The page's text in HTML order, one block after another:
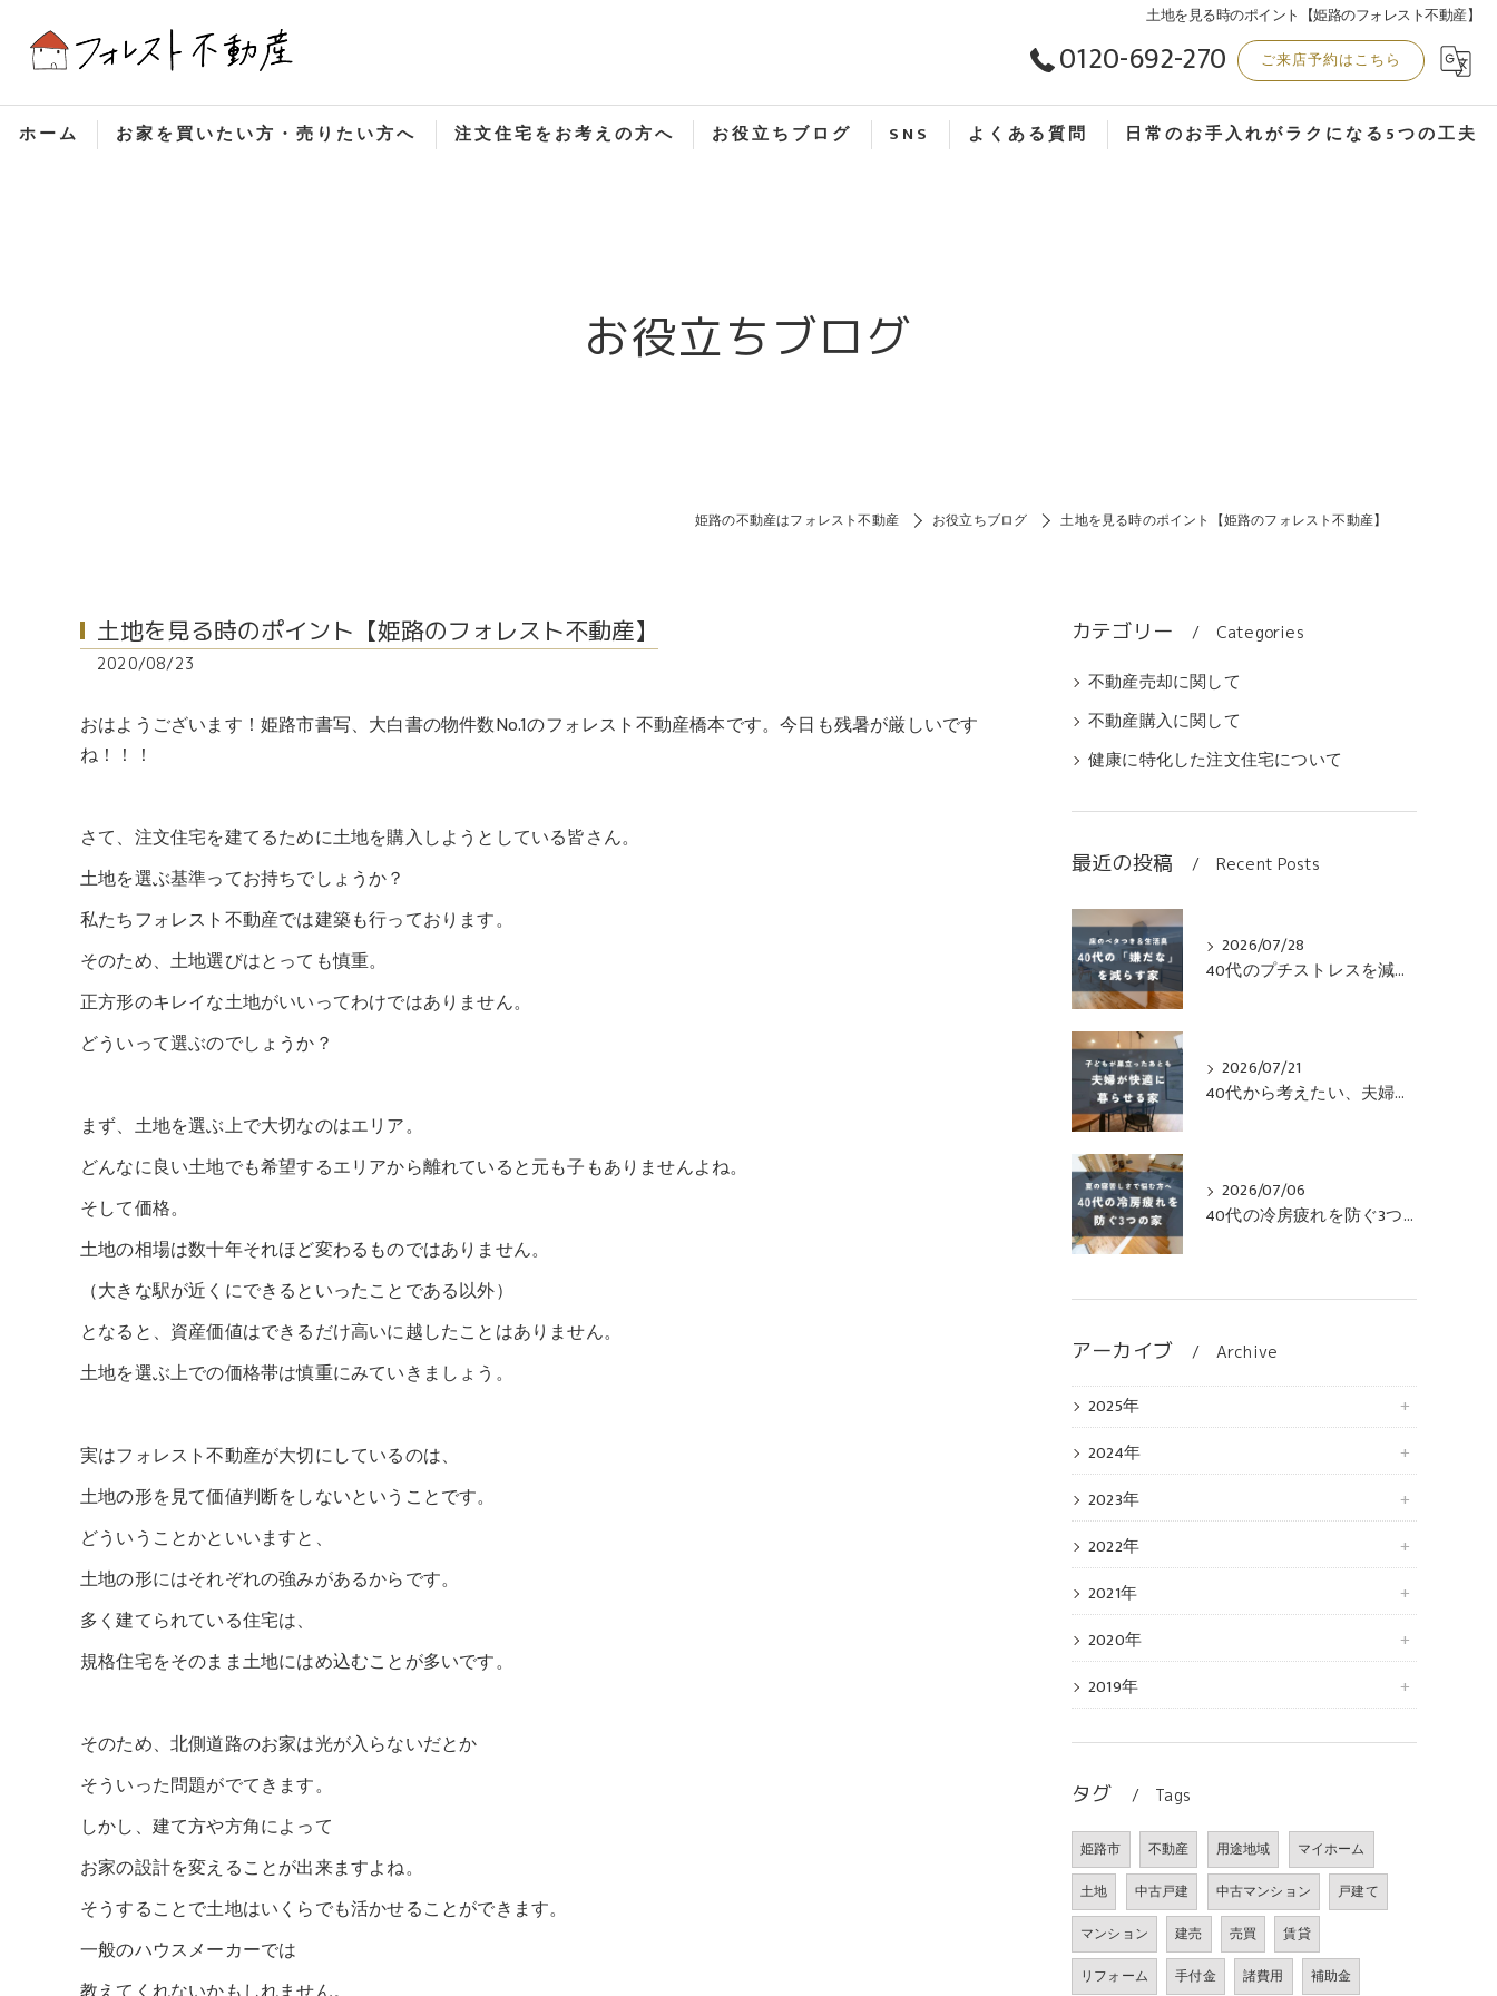
土地を見る時のポイント【姫路のフォレスト不動産】
0120-692-270 ご来店予約はこちら
ホーム お家を買いたい方・売りたい方へ 注文住宅をお考えの方へ お役立ちブログ SNS よくある質問 日常のお手入れがラクになる5つの工夫
お役立ちブログ
姫路の不動産はフォレスト不動産 お役立ちブログ 土地を見る時のポイント【姫路のフォレスト不動産】
土地を見る時のポイント【姫路のフォレスト不動産】
2020/08/23
おはようございます！姫路市書写、大白書の物件数No.1のフォレスト不動産橋本です。今日も残暑が厳しいです
ね！！！
さて、注文住宅を建てるために土地を購入しようとしている皆さん。
土地を選ぶ基準ってお持ちでしょうか？
私たちフォレスト不動産では建築も行っております。
そのため、土地選びはとっても慎重。
正方形のキレイな土地がいいってわけではありません。
どういって選ぶのでしょうか？
まず、土地を選ぶ上で大切なのはエリア。
どんなに良い土地でも希望するエリアから離れていると元も子もありませんよね。
そして価格。
土地の相場は数十年それほど変わるものではありません。
（大きな駅が近くにできるといったことである以外）
となると、資産価値はできるだけ高いに越したことはありません。
土地を選ぶ上での価格帯は慎重にみていきましょう。
実はフォレスト不動産が大切にしているのは、
土地の形を見て価値判断をしないということです。
どういうことかといいますと、
土地の形にはそれぞれの強みがあるからです。
多く建てられている住宅は、
規格住宅をそのまま土地にはめ込むことが多いです。
そのため、北側道路のお家は光が入らないだとか
そういった問題がでてきます。
しかし、建て方や方角によって
お家の設計を変えることが出来ますよね。
そうすることで土地はいくらでも活かせることができます。
一般のハウスメーカーでは
カテゴリー Categories
不動産売却に関して
不動産購入に関して
健康に特化した注文住宅について
最近の投稿 Recent Posts
2026/07/28
40代のプチストレスを減らす無垢床の家
2026/07/21
40代から考えたい、夫婦がずっと快適に暮らせる家
2026/07/06
40代の冷房疲れを防ぐ3つの家
アーカイブ Archive
2025年
2024年
2023年
2022年
2021年
2020年
2019年
タグ Tags
姫路市 不動産 用途地域
マイホーム
土地
中古戸建 中古マンション
戸建て
マンション
建売 売買
賃貸
リフォーム
手付金 諸費用 補助金